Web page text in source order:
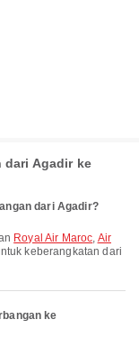
dari Agadir ke
dari Agadir?
Royal Air Maroc, Air
keberangkatan dari
ke